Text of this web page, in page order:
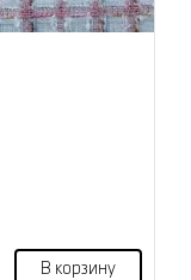
В корзину